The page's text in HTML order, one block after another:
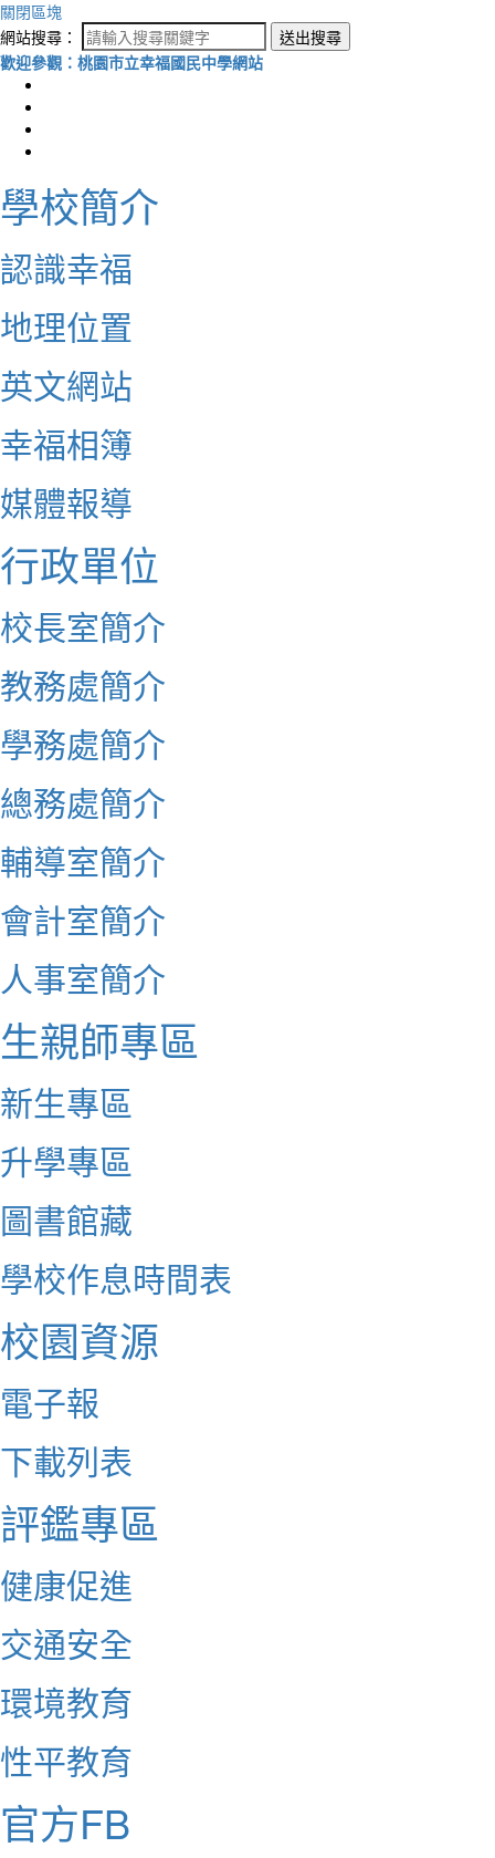
關閉區塊
網站搜尋：
送出搜尋
歡迎參觀：桃園市立幸福國民中學網站
學校簡介
認識幸福
地理位置
英文網站
幸福相簿
媒體報導
行政單位
校長室簡介
教務處簡介
學務處簡介
總務處簡介
輔導室簡介
會計室簡介
人事室簡介
生親師專區
新生專區
升學專區
圖書館藏
學校作息時間表
校園資源
電子報
下載列表
評鑑專區
健康促進
交通安全
環境教育
性平教育
官方FB